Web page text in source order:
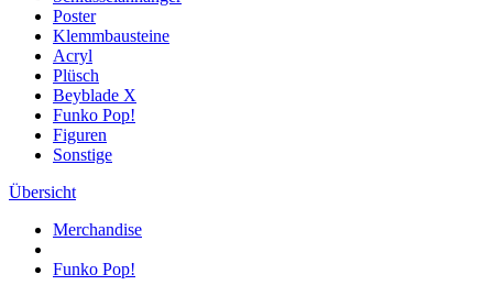
Poster
Klemmbausteine
Acryl
Plüsch
Beyblade X
Funko Pop!
Figuren
Sonstige
Übersicht
Merchandise
Funko Pop!